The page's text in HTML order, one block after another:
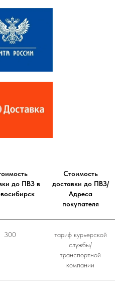
до ПВЗ в
Стоимость
доставки до ПВЗ/
Адреса
покупателя
300
тариф курьерской
службы/
транспортной
компании